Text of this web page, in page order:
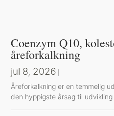
Coenzym Q10,
åreforkalkning
jul 8, 2026
Å​reforkalkning er en temmelig
den hyppigste årsag til